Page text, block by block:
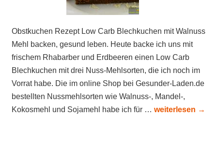
Obstkuchen Rezept Low Carb Blechkuchen mit Walnuss
Mehl backen, gesund leben. Heute backe ich uns mit
frischem Rhabarber und Erdbeeren einen Low Carb
Blechkuchen mit drei Nuss-Mehlsorten, die ich noch im
Vorrat habe. Die im online Shop bei Gesunder-Laden.de
bestellten Nussmehlsorten wie Walnuss-, Mandel-,
Kokosmehl und Sojamehl habe ich für … weiterlesen →